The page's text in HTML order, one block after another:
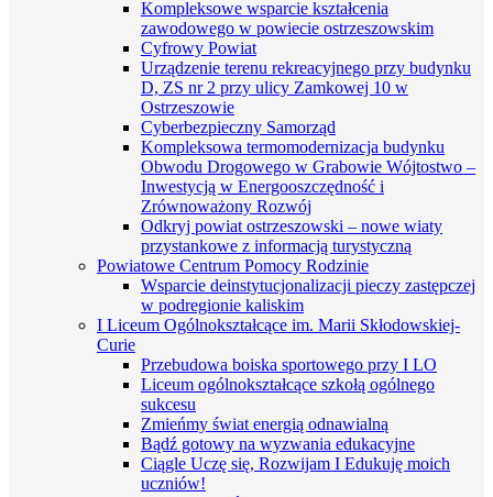
Kompleksowe wsparcie kształcenia
zawodowego w powiecie ostrzeszowskim
Cyfrowy Powiat
Urządzenie terenu rekreacyjnego przy budynku
D, ZS nr 2 przy ulicy Zamkowej 10 w
Ostrzeszowie
Cyberbezpieczny Samorząd
Kompleksowa termomodernizacja budynku
Obwodu Drogowego w Grabowie Wójtostwo –
Inwestycją w Energooszczędność i
Zrównoważony Rozwój
Odkryj powiat ostrzeszowski – nowe wiaty
przystankowe z informacją turystyczną
Powiatowe Centrum Pomocy Rodzinie
Wsparcie deinstytucjonalizacji pieczy zastępczej
w podregionie kaliskim
I Liceum Ogólnokształcące im. Marii Skłodowskiej-
Curie
Przebudowa boiska sportowego przy I LO
Liceum ogólnokształcące szkołą ogólnego
sukcesu
Zmieńmy świat energią odnawialną
Bądź gotowy na wyzwania edukacyjne
Ciągle Uczę się, Rozwijam I Edukuję moich
uczniów!